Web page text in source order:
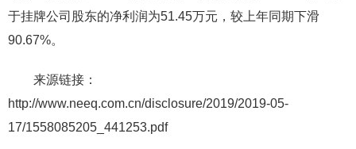
于挂牌公司股东的净利润为51.45万元，较上年同期下滑
90.67%。
来源链接：
http://www.neeq.com.cn/disclosure/2019/2019-05-
17/1558085205_441253.pdf